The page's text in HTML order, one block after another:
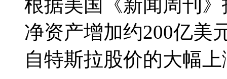
根据美国《新闻周刊
净资产增加约200亿美
自特斯拉股价的大幅